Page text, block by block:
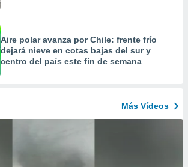
Aire polar avanza por Chile: frente frío
dejará nieve en cotas bajas del sur y
centro del país este fin de semana
Más Vídeos